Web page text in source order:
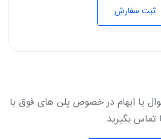
ثبت سفارش
یا ابهام در خصوص پلن های فوق با
تماس بگیرید.